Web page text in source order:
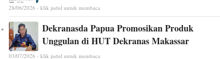
28/06/2026 - klik judul untuk membaca
Dekranasda Papua Promosikan Produk
Unggulan di HUT Dekranas Makassar
03/07/2026 - klik judul untuk membaca